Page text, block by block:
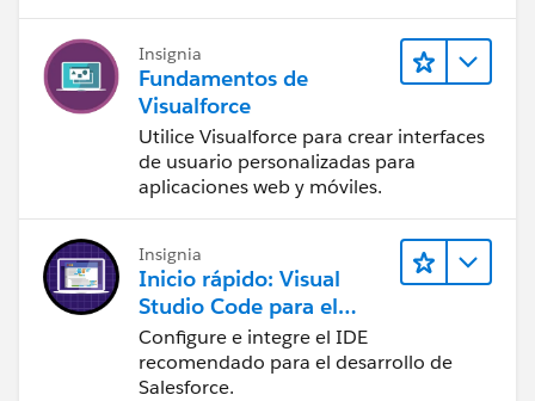
Insignia
Fundamentos de
Visualforce
Utilice Visualforce para crear interfaces
de usuario personalizadas para
aplicaciones web y móviles.
Insignia
Inicio rápido: Visual
Studio Code para el
desarrollo de Salesforce
Configure e integre el IDE
recomendado para el desarrollo de
Salesforce.